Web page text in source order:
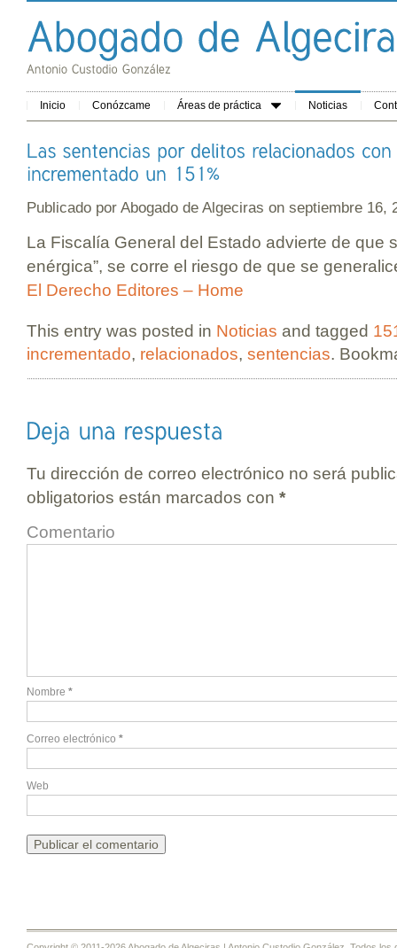
Inicio Conózcame Áreas de práctica Noticias
Publicado por Abogado de Algeciras on septiembre
La Fiscalía General del Estado advierte de que
enérgica”, se corre el riesgo de que se
El Derecho Editores – Home
This entry was posted in Noticias and tagged
incrementado, relacionados, sentencias.
Tu dirección de correo electrónico no será
obligatorios están marcados con *
Comentario
Nombre *
Correo electrónico *
Web